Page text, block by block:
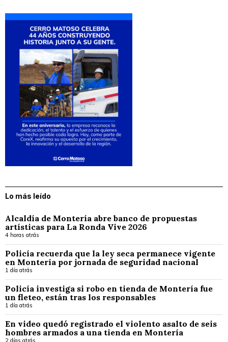
Lo más leído
Alcaldía de Montería abre banco de propuestas
artísticas para La Ronda Vive 2026
4 horas atrás
Policía recuerda que la ley seca permanece vigente
en Montería por jornada de seguridad nacional
1 día atrás
Policía investiga si robo en tienda de Montería fue
un fleteo, están tras los responsables
1 día atrás
En video quedó registrado el violento asalto de seis
hombres armados a una tienda en Montería
2 días atrás